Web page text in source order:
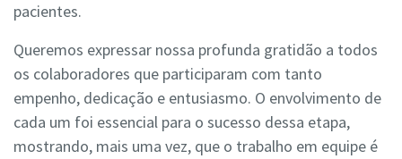
pacientes.
Queremos expressar nossa profunda gratidão a todos
os colaboradores que participaram com tanto
empenho, dedicação e entusiasmo. O envolvimento de
cada um foi essencial para o sucesso dessa etapa,
mostrando, mais uma vez, que o trabalho em equipe é